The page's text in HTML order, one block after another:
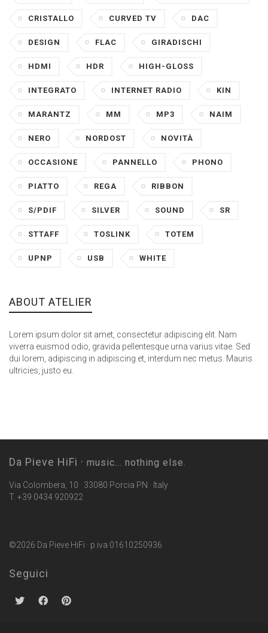
CRISTALLO CURVED TV DAC
DESIGN FLAC GIRADISCHI
HDMI HDR HIGH-GLOSS
INTEGRATO INTERNET RADIO KIN
MARANTZ MM MP3 NAIM
NERO NORDOST NOVITÀ
OCCASIONE PANNELLO PHONO
PIATTO REGA RIBBON
S/PDIF SILVER SOUND SR
STTAFF TOSLINK TOTEM
UPNP USB WHITE
ABOUT ATELIER
Lorem ipsum dolor sit amet, consectetur adipiscing elit. Nam
viverra euismod odio, gravida pellentesque urna varius vitae. Sed
dui lorem, adipiscing in adipiscing et, interdum nec metus. Mauris
ultricies, justo eu.
Da Pieve HiFi · music... nothing else.
Via Colombera, 10 · 33080 Porcia PN · Italy
T. +39 0434 920922
©2026 Da Pieve HiFi · p.iva 01610250936
Seguici